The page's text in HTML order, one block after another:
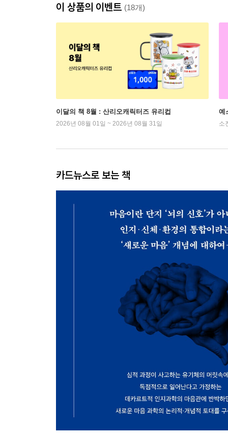
이 상품의 이벤트 (18개)
이달의 책 8월 : 산리오캐릭터즈 유리컵
2026년 08월 01일 ~ 2026년 08월 31일
예
소
카드뉴스로 보는 책